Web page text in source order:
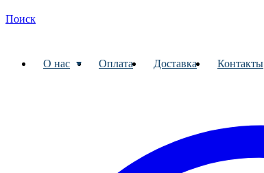
Поиск
О нас Оплата Доставка Контакты